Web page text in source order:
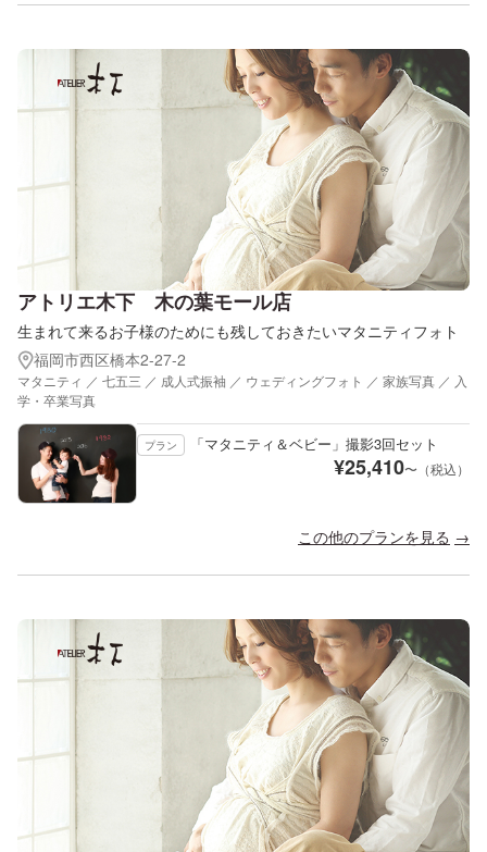
アトリエ木下 木の葉モール店
生まれて来るお子様のためにも残しておきたいマタニティフォト
福岡市西区橋本2-27-2
マタニティ ／ 七五三 ／ 成人式振袖 ／ ウェディングフォト ／ 家族写真 ／ 入
学・卒業写真
プラン 「マタニティ＆ベビー」撮影3回セット
¥25,410〜（税込）
この他のプランを見る